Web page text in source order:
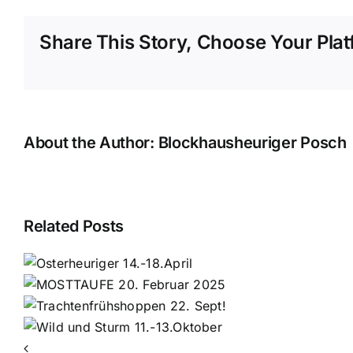
Share This Story, Choose Your
About the Author: Blockhausheuriger Posch
Related Posts